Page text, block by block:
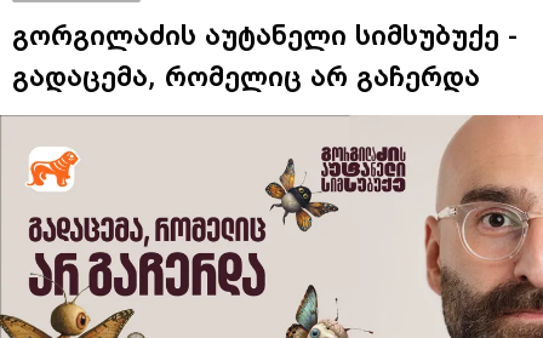
გორგილაძის აუტანელი სიმსუბუქე -
გადაცემა, რომელიც არ გაჩერდა